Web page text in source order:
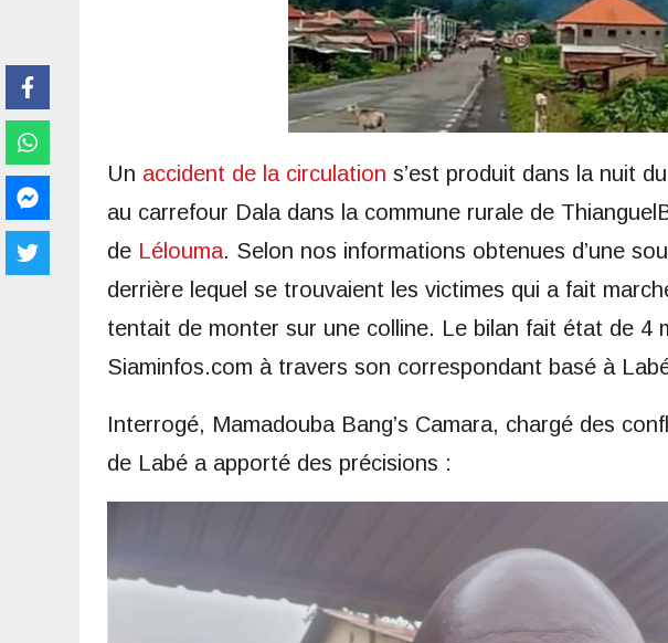
Un accident de la circulation s’est produit dans la nuit
au carrefour Dala dans la commune rurale de
de Lélouma. Selon nos informations obtenues d’une
derrière lequel se trouvaient les victimes qui a fait
tentait de monter sur une colline. Le bilan fait état de 4
Siaminfos.com à travers son correspondant basé à
Interrogé, Mamadouba Bang’s Camara, chargé des
de Labé a apporté des précisions :